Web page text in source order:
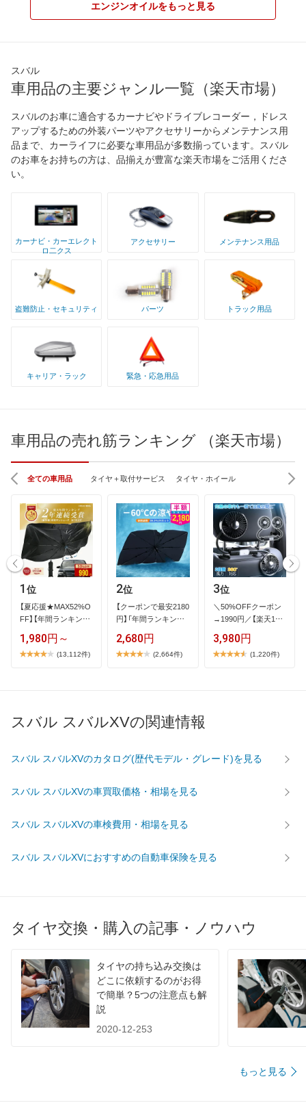
エンジンオイルをもっと見る
スバル
車用品の主要ジャンル一覧（楽天市場）
スバルのお車に適合するカーナビやドライブレコーダー，ドレス
アップするための外装パーツやアクセサリーからメンテナンス用
品まで、カーライフに必要な車用品が多数揃っています。スバル
のお車をお持ちの方は、品揃えが豊富な楽天市場をご活用くださ
い。
カーナビ・カーエレクト
ロ二クス
アクセサリー メンテナンス用品
盗難防止・セキュリティ パーツ トラック用品
キャリア・ラック 緊急・応急用品
車用品の売れ筋ランキング （楽天市場）
全ての車用品 タイヤ＋取付サービス タイヤ・ホイール
1 位
【​夏​応​援​★​M​A​X​5​2​%​O​
F​F​】​【​年​間​ラ​ン​キ​ン​グ​
1,980円～
(13,112件)
2位
【​ク​ー​ポ​ン​で​最​安​2​1​8​0​
円​】​「​年​間​ラ​ン​キ​ン​…
2,680円
(2,664件)
3位
＼​5​0​%​O​F​F​ク​ー​ポ​ン​
→​1​9​9​0​円​／​【​楽​天​1​位​
3,980円
(1,220件)
スバル スバルXVの関連情報
スバル スバルXVのカタログ(歴代モデル・グレード)を見る
スバル スバルXVの車買取価格・相場を見る
スバル スバルXVの車検費用・相場を見る
スバル スバルXVにおすすめの自動車保険を見る
タイヤ交換・購入の記事・ノウハウ
タイヤの持ち込み交換は
どこに依頼するのがお得
で簡単？5つの注意点も解
説
2020-12-253
もっと見る